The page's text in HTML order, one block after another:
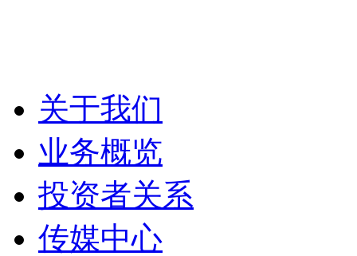
关于我们
业务概览
投资者关系
传媒中心